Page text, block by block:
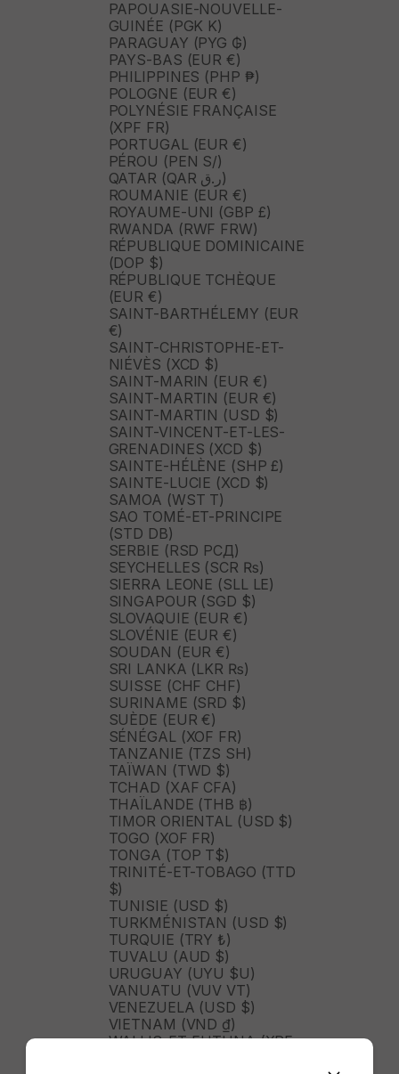
PAPOUASIE-NOUVELLE-
GUINÉE (PGK K)
PARAGUAY (PYG ₲)
PAYS-BAS (EUR €)
PHILIPPINES (PHP ₱)
POLOGNE (EUR €)
POLYNÉSIE FRANÇAISE
(XPF FR)
PORTUGAL (EUR €)
PÉROU (PEN S/)
QATAR (QAR ر.ق)
ROUMANIE (EUR €)
ROYAUME-UNI (GBP £)
RWANDA (RWF FRW)
RÉPUBLIQUE DOMINICAINE
(DOP $)
RÉPUBLIQUE TCHÈQUE
(EUR €)
SAINT-BARTHÉLEMY (EUR
€)
SAINT-CHRISTOPHE-ET-
NIÉVÈS (XCD $)
SAINT-MARIN (EUR €)
SAINT-MARTIN (EUR €)
SAINT-MARTIN (USD $)
SAINT-VINCENT-ET-LES-
GRENADINES (XCD $)
SAINTE-HÉLÈNE (SHP £)
SAINTE-LUCIE (XCD $)
SAMOA (WST T)
SAO TOMÉ-ET-PRINCIPE
(STD DB)
SERBIE (RSD РСД)
SEYCHELLES (SCR ₨)
SIERRA LEONE (SLL LE)
SINGAPOUR (SGD $)
SLOVAQUIE (EUR €)
SLOVÉNIE (EUR €)
SOUDAN (EUR €)
SRI LANKA (LKR ₨)
SUISSE (CHF CHF)
SURINAME (SRD $)
SUÈDE (EUR €)
SÉNÉGAL (XOF FR)
TANZANIE (TZS SH)
TAÏWAN (TWD $)
TCHAD (XAF CFA)
THAÏLANDE (THB ฿)
TIMOR ORIENTAL (USD $)
TOGO (XOF FR)
TONGA (TOP T$)
TRINITÉ-ET-TOBAGO (TTD
$)
TUNISIE (USD $)
TURKMÉNISTAN (USD $)
TURQUIE (TRY ₺)
TUVALU (AUD $)
URUGUAY (UYU $U)
VANUATU (VUV VT)
VENEZUELA (USD $)
VIETNAM (VND ₫)
WALLIS-ET-FUTUNA (XPF